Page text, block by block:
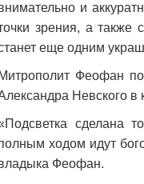
и
зрения, а также
еще одним
Митрополит Феофан
Невского в
сделана
ходом идут
Феофан.